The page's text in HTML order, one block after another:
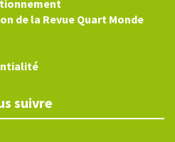
de la Revue Quart Monde
suivre